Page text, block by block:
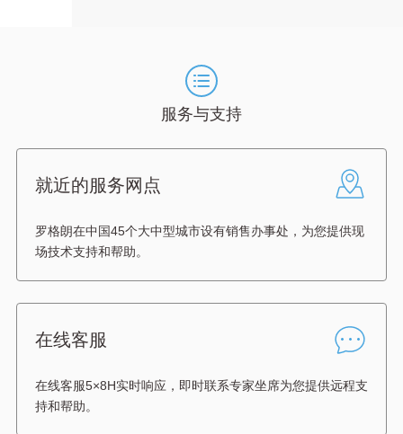
服务与支持
就近的服务网点
罗格朗在中国45个大中型城市设有销售办事处，为您提供现
场技术支持和帮助。
在线客服
在线客服5×8H实时响应，即时联系专家坐席为您提供远程支
持和帮助。